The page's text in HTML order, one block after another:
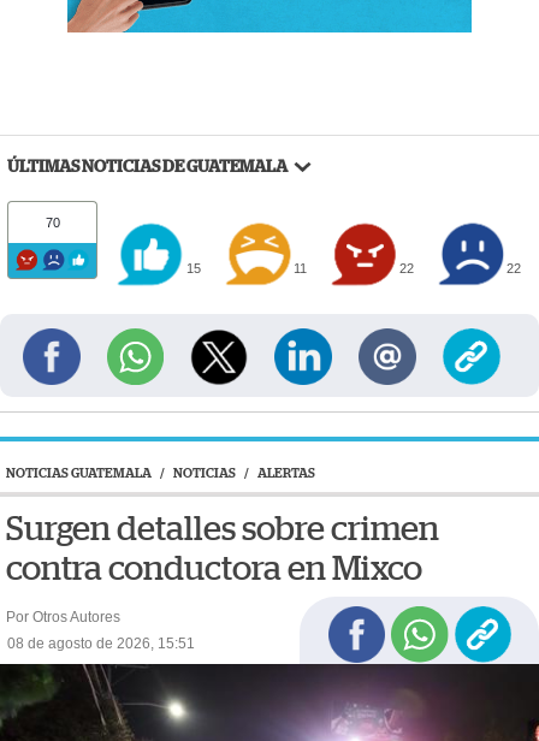
ÚLTIMAS NOTICIAS DE GUATEMALA
70
15 11 22 22
NOTICIAS GUATEMALA / NOTICIAS / ALERTAS
Surgen detalles sobre crimen
contra conductora en Mixco
Por Otros Autores
08 de agosto de 2026, 15:51